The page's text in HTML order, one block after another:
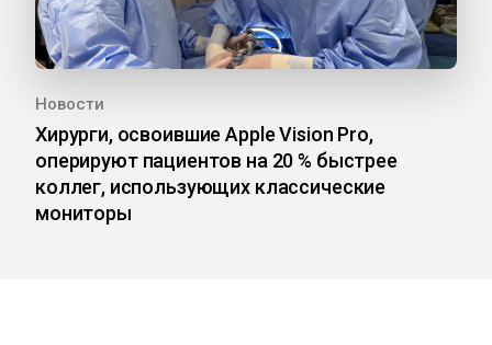
Новости
Хирурги, освоившие Apple Vision Pro,
оперируют пациентов на 20 % быстрее
коллег, использующих классические
мониторы